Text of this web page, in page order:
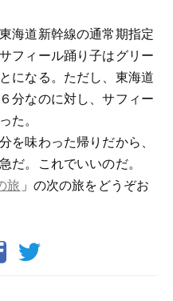
海道新幹線の通常期指定
フィール踊り子はグリー
になる。ただし、東海道
分なのに対し、サフィー
た。
味わった帰りだから、
だ。これでいいのだ。
旅 」の次の旅をどうぞお